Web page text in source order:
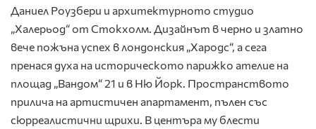
Даниел Роузбери и архитектурното студио
„Халерьод“ от Стокхолм. Дизайнът в черно и златно
вече пожъна успех в лондонския „Хародс“, а сега
пренася духа на историческото парижко ателие на
площад „Вандом“ 21 и в Ню Йорк. Пространството
прилича на артистичен апартамент, пълен със
сюрреалистични щрихи. В центъра му блести